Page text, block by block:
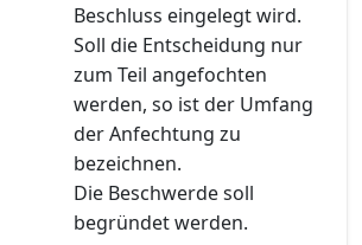
Beschluss eingelegt wird.
Soll die Entscheidung nur
zum Teil angefochten
werden, so ist der Umfang
der Anfechtung zu
bezeichnen.
Die Beschwerde soll
begründet werden.